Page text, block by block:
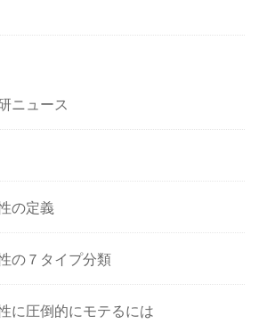
ニュース
の定義
の７タイプ分類
に圧倒的にモテるには